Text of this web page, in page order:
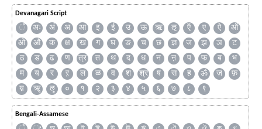
Devanagari Script
ँ अः अं अ आ इ ई उ ऊ ऋ ऌ ऍ ए ऐ
ऑ
ओ
औ क क्ष ख ग घ ङ च छ ज्ञ ज झ ञ
ट
ठ
ड ढ ण त्र त थ द ध न ऩ प फ ब
भ
म
य र ऱ ल ळ व श श्र ष स ह ॐ ज़
फ़
य़
ॠ ॡ ० १ २ ३ ४ ५ ६ ७ ८ ९
Bengali-Assamese